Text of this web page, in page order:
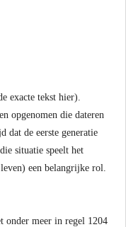
exacte tekst hier).
opgenomen die dateren
dat de eerste generatie
situatie speelt het
een belangrijke rol.
onder meer in regel 1204